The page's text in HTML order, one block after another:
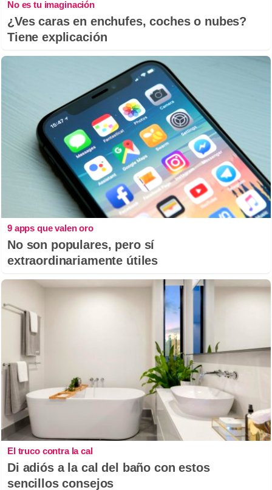
No es tu imaginación
¿Ves caras en enchufes, coches o nubes?
Tiene explicación
9 apps que valen oro
No son populares, pero sí
extraordinariamente útiles
El truco contra la cal
Di adiós a la cal del baño con estos
sencillos consejos